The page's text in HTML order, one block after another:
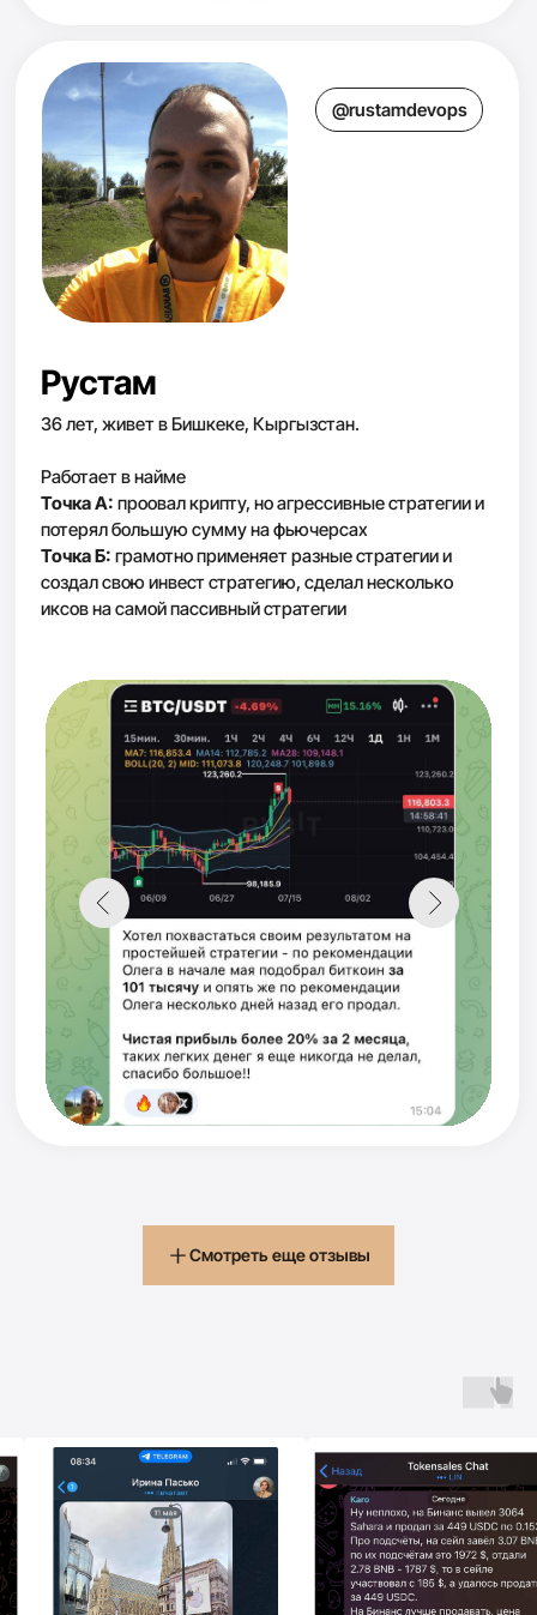
Смотреть еще отзывы
старт 31 августа 2026 ПРОВОЖУ 1 РАЗ В ГОД
КОЛИЧЕСТВО МЕСТ ПО ТАКОЙ СТОИМОСТИ
ОГРАНИЧЕНО:
cпец. цена в 19€
действует еще: 14:51
100€ 19€
+700 $
+6 690 $
+90 $
Мария
Деригина
$4Mдоход от